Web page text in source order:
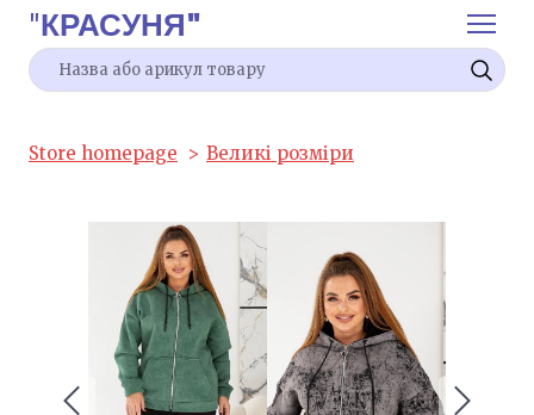
"КРАСУНЯ"
Store homepage Великі розміри